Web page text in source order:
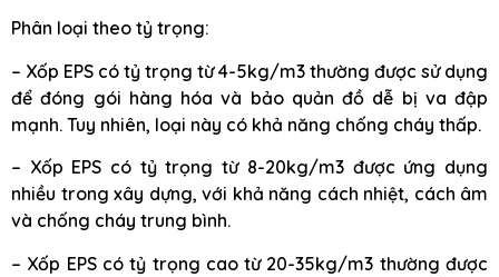
Phân loại theo tỷ trọng:
– Xốp EPS có tỷ trọng từ 4-5kg/m3 thường được sử dụng
để đóng gói hàng hóa và bảo quản đồ dễ bị va đập
mạnh. Tuy nhiên, loại này có khả năng chống cháy thấp.
– Xốp EPS có tỷ trọng từ 8-20kg/m3 được ứng dụng
nhiều trong xây dựng, với khả năng cách nhiệt, cách âm
và chống cháy trung bình.
– Xốp EPS có tỷ trọng cao từ 20-35kg/m3 thường được